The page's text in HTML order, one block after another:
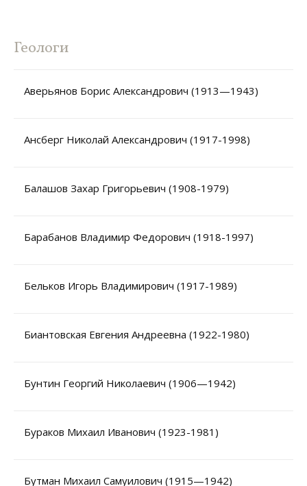
Геологи
Аверьянов Борис Александрович (1913—1943)
Ансберг Николай Александрович (1917-1998)
Балашов Захар Григорьевич (1908-1979)
Барабанов Владимир Федорович (1918-1997)
Бельков Игорь Владимирович (1917-1989)
Биантовская Евгения Андреевна (1922-1980)
Бунтин Георгий Николаевич (1906—1942)
Бураков Михаил Иванович (1923-1981)
Бутман Михаил Самуилович (1915—1942)